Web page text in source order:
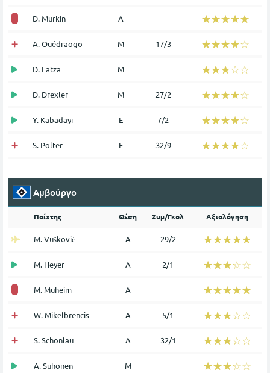
D. Murkin Α ☆☆☆☆☆
★★★★★
A. Ouédraogo Μ 17/3 ☆☆☆☆☆
★★★★★
D. Latza Μ ☆☆☆☆☆
★★★★★
D. Drexler Μ 27/2 ☆☆☆☆☆
★★★★★
Y. Kabadayı Ε 7/2 ☆☆☆☆☆
★★★★★
S. Polter Ε 32/9 ☆☆☆☆☆
★★★★★
Αμβούργο
Παίχτης Θέση Συμ/Γκολ Αξιολόγηση
M. Vušković Α 29/2 ☆☆☆☆☆
★★★★★
M. Heyer Α 2/1 ☆☆☆☆☆
★★★★★
M. Muheim Α ☆☆☆☆☆
★★★★★
W. Mikelbrencis Α 5/1 ☆☆☆☆☆
★★★★★
S. Schonlau Α 32/1 ☆☆☆☆☆
★★★★★
A. Suhonen Μ ☆☆☆☆☆
★★★★★